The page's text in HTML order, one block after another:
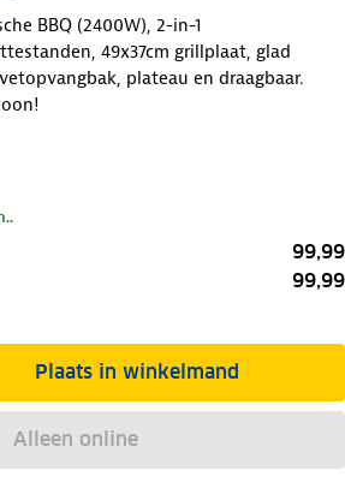
BBQ (2400W), 2-in-1
49x37cm grillplaat, glad
plateau en draagbaar.
99,99
99,99
Plaats in winkelmand
Alleen online